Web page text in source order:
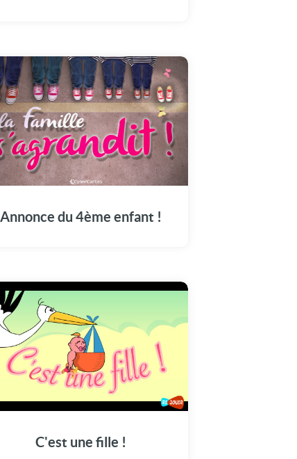
Annonce du 4ème enfant !
C'est une fille !